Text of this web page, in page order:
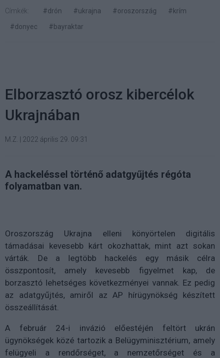
Címkék: #drón #ukrajna #oroszország
#krím
#donyec
#bayraktar
Elborzasztó orosz kibercélok
Ukrajnában
M.Z. 2022 április 29. 09:31
A hackeléssel történő adatgyűjtés régóta
folyamatban van.
Oroszország Ukrajna elleni könyörtelen digitális
támadásai kevesebb kárt okozhattak, mint azt sokan
várták. De a legtöbb hackelés egy másik célra
összpontosít, amely kevesebb figyelmet kap, de
borzasztó lehetséges következményei vannak. Ez pedig
az adatgyűjtés, amiről az AP hírügynökség készített
összeállítását.
A február 24-i invázió előestéjén feltört ukrán
ügynökségek közé tartozik a Belügyminisztérium, amely
felügyeli a rendőrséget, a nemzetőrséget és a